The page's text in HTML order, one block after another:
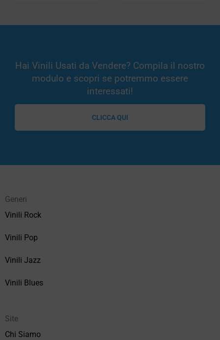
Hai Vinili Usati da Vendere? Compila il nostro
modulo e scopri se potremmo essere
interessati!
CLICCA QUI
Generi
Vinili Rock
Vinili Pop
Vinili Jazz
Vinili Blues
Site
Chi Siamo